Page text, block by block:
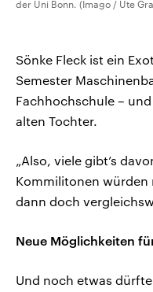
der Uni Bonn. (Imago / Ute
Sönke Fleck ist ein
Semester
Fachhochschule –
alten Tochter.
„Also, viele gibt’s
Kommilitonen würden
dann doch
Neue Möglichkeiten
Und noch etwas